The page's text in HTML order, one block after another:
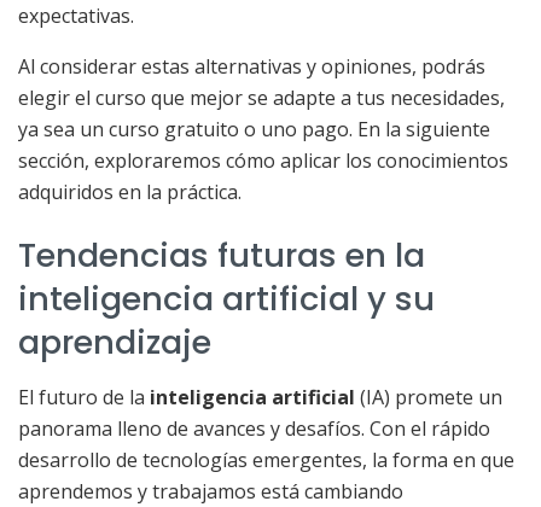
expectativas.
Al considerar estas alternativas y opiniones, podrás
elegir el curso que mejor se adapte a tus necesidades,
ya sea un curso gratuito o uno pago. En la siguiente
sección, exploraremos cómo aplicar los conocimientos
adquiridos en la práctica.
Tendencias futuras en la
inteligencia artificial y su
aprendizaje
El futuro de la inteligencia artificial (IA) promete un
panorama lleno de avances y desafíos. Con el rápido
desarrollo de tecnologías emergentes, la forma en que
aprendemos y trabajamos está cambiando